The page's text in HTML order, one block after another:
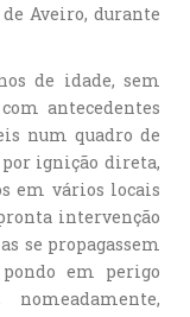
Aveiro, durante
de idade, sem
antecedentes
num quadro de
ignição direta,
em vários locais
intervenção
se propagassem
em perigo